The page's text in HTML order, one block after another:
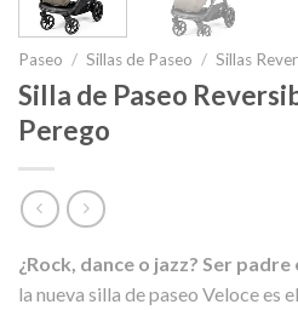
Paseo / Sillas de Paseo / Sillas
Silla de Paseo
Perego
¿Rock, dance o jazz? Ser padre
la nueva silla de paseo Veloce es